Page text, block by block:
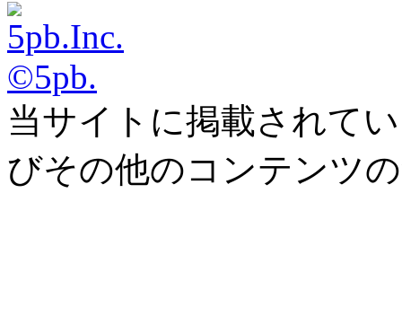
©5pb.
当サイトに掲載されて
びその他のコンテンツ